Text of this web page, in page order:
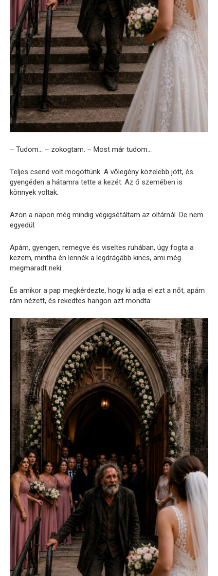
– Tudom… – zokogtam. – Most már tudom…
Teljes csend volt mögöttünk. A vőlegény közelebb jött, és
gyengéden a hátamra tette a kezét. Az ő szemében is
könnyek voltak.
Azon a napon még mindig végigsétáltam az oltárnál. De nem
egyedül.
Apám, gyengen, remegve és viseltes ruhában, úgy fogta a
kezem, mintha én lennék a legdrágább kincs, ami még
megmaradt neki.
És amikor a pap megkérdezte, hogy ki adja el ezt a nőt, apám
rám nézett, és rekedtes hangon azt mondta: